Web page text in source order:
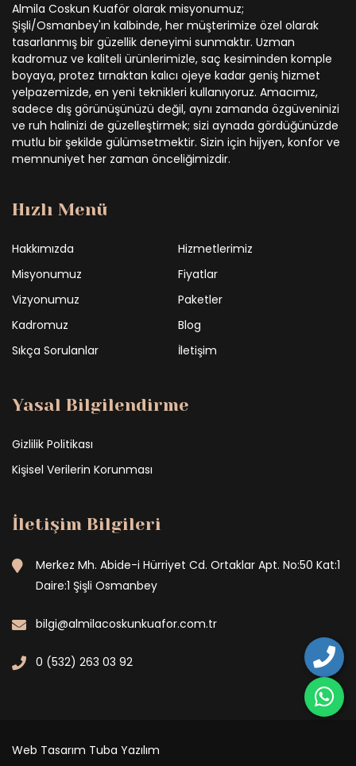
Almila Coskun Kuaför olarak misyonumuz;
Şişli/Osmanbey'ın kalbinde, her müşterimize özel olarak
tasarlanmış bir güzellik deneyimi sunmaktır. Uzman
kadromuz ve kaliteli ürünlerimizle, saç kesiminden komple
boyaya, protez tırnaktan kalıcı ojeye kadar geniş hizmet
yelpazemizde, en yeni teknikleri kullanıyoruz. Amacımız,
sadece dış görünüşünüzü değil, aynı zamanda özgüveninizi
ve ruh halinizi de güzelleştirmek; sizi aynada gördüğünüzde
mutlu bir şekilde gülümsetmektir. Sizin için hijyen, konfor ve
memnuniyet her zaman önceliğimizdir.
Hızlı Menü
Hakkımızda
Hizmetlerimiz
Misyonumuz
Fiyatlar
Vizyonumuz
Paketler
Kadromuz
Blog
Sıkça Sorulanlar
İletişim
Yasal Bilgilendirme
Gizlilik Politikası
Kişisel Verilerin Korunması
İletişim Bilgileri
Merkez Mh. Abide-i Hürriyet Cd. Ortaklar Apt. No:50 Kat:1
Daire:1 Şişli Osmanbey
bilgi@almilacoskunkuafor.com.tr
0 (532) 263 03 92
Web Tasarım Tuba Yazılım